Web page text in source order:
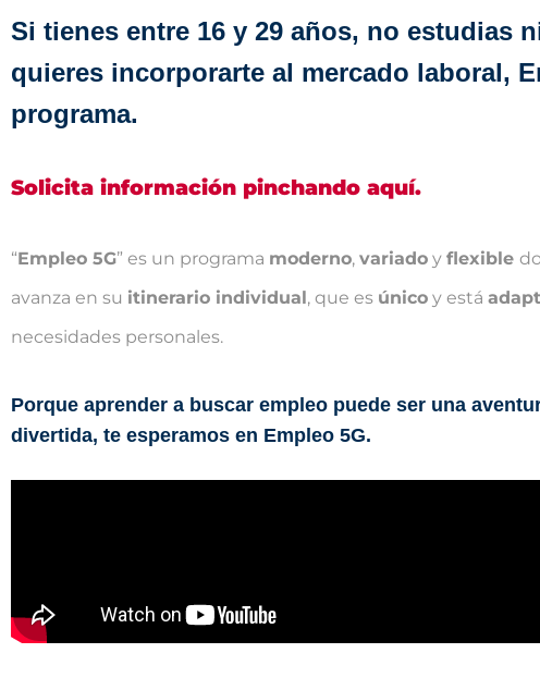
Si tienes entre 16 y 29 años, no estudias
quieres incorporarte al mercado laboral,
programa.
Solicita información pinchando aquí.
“Empleo 5G” es un programa moderno, variado y flexible
avanza en su itinerario individual, que es único y está
necesidades personales.
Porque aprender a buscar empleo puede ser una
divertida, te esperamos en Empleo 5G.